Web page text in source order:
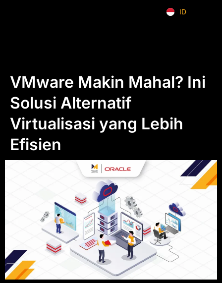
ID
EN
VMware Makin Mahal? Ini
Solusi Alternatif
Virtualisasi yang Lebih
Efisien